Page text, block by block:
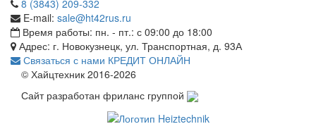
8 (3843) 209-332
E-mail: sale@ht42rus.ru
Время работы: пн. - пт.: с 09:00 до 18:00
Адрес: г. Новокузнецк, ул. Транспортная, д. 93А
Связаться с нами КРЕДИТ ОНЛАЙН
© Хайцтехник 2016-2026
Сайт разработан фриланс группой